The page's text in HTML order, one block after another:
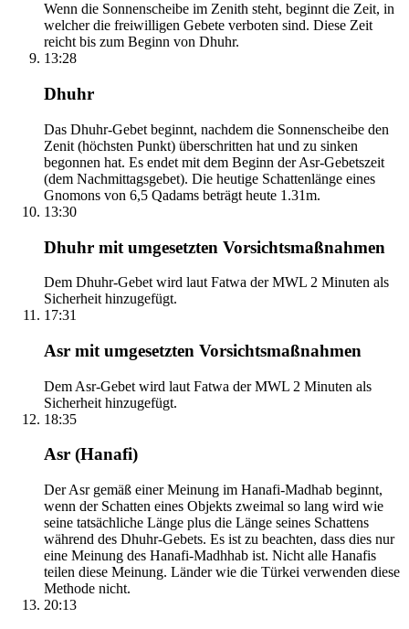
Wenn die Sonnenscheibe im Zenith steht, beginnt die Zeit, in
welcher die freiwilligen Gebete verboten sind. Diese Zeit
reicht bis zum Beginn von Dhuhr.
13:28
Dhuhr
Das Dhuhr-Gebet beginnt, nachdem die Sonnenscheibe den
Zenit (höchsten Punkt) überschritten hat und zu sinken
begonnen hat. Es endet mit dem Beginn der Asr-Gebetszeit
(dem Nachmittagsgebet). Die heutige Schattenlänge eines
Gnomons von 6,5 Qadams beträgt heute 1.31m.
13:30
Dhuhr mit umgesetzten Vorsichtsmaßnahmen
Dem Dhuhr-Gebet wird laut Fatwa der MWL 2 Minuten als
Sicherheit hinzugefügt.
17:31
Asr mit umgesetzten Vorsichtsmaßnahmen
Dem Asr-Gebet wird laut Fatwa der MWL 2 Minuten als
Sicherheit hinzugefügt.
18:35
Asr (Hanafi)
Der Asr gemäß einer Meinung im Hanafi-Madhab beginnt,
wenn der Schatten eines Objekts zweimal so lang wird wie
seine tatsächliche Länge plus die Länge seines Schattens
während des Dhuhr-Gebets. Es ist zu beachten, dass dies nur
eine Meinung des Hanafi-Madhhab ist. Nicht alle Hanafis
teilen diese Meinung. Länder wie die Türkei verwenden diese
Methode nicht.
20:13